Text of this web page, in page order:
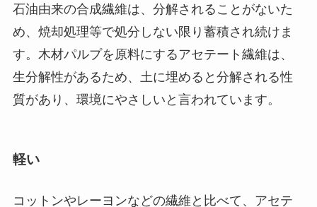
石油由来の合成繊維は、分解されることがないた
め、焼却処理等で処分しない限り蓄積され続けま
す。木材パルプを原料にするアセテート繊維は、
生分解性があるため、土に埋めると分解される性
質があり、環境にやさしいと言われています。
軽い
コットンやレーヨンなどの繊維と比べて、アセテ